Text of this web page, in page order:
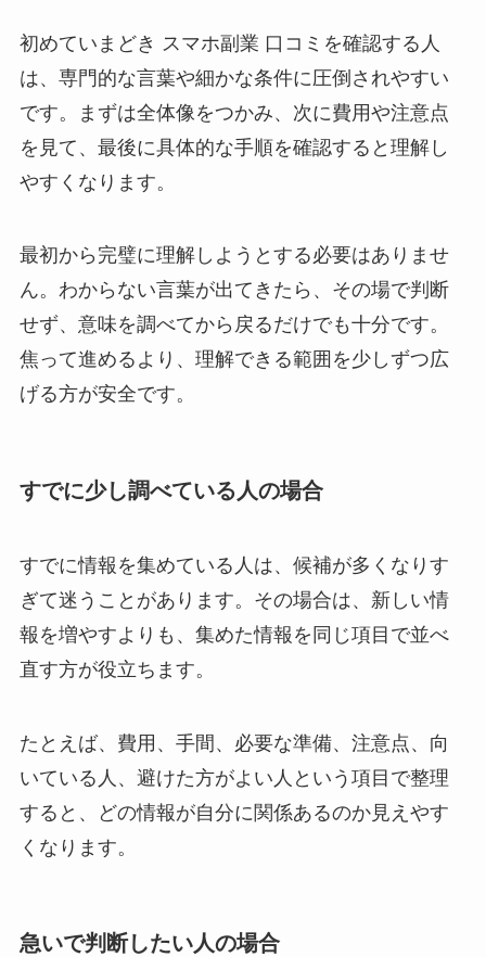
初めていまどき スマホ副業 口コミを確認する人
は、専門的な言葉や細かな条件に圧倒されやすい
です。まずは全体像をつかみ、次に費用や注意点
を見て、最後に具体的な手順を確認すると理解し
やすくなります。
最初から完璧に理解しようとする必要はありませ
ん。わからない言葉が出てきたら、その場で判断
せず、意味を調べてから戻るだけでも十分です。
焦って進めるより、理解できる範囲を少しずつ広
げる方が安全です。
すでに少し調べている人の場合
すでに情報を集めている人は、候補が多くなりす
ぎて迷うことがあります。その場合は、新しい情
報を増やすよりも、集めた情報を同じ項目で並べ
直す方が役立ちます。
たとえば、費用、手間、必要な準備、注意点、向
いている人、避けた方がよい人という項目で整理
すると、どの情報が自分に関係あるのか見えやす
くなります。
急いで判断したい人の場合